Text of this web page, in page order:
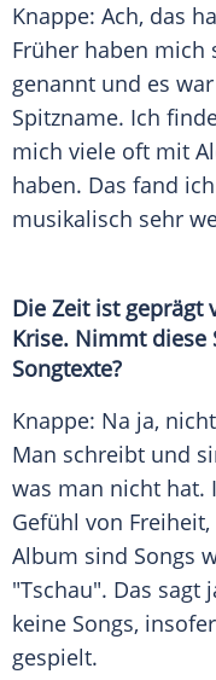
Knappe: Ach, das
Früher haben mich
genannt und es
Spitzname. Ich
mich viele oft mit
haben. Das fand
musikalisch sehr
Die Zeit ist geprägt
Krise. Nimmt diese
Songtexte?
Knappe: Na ja,
Man schreibt und
was man nicht hat.
Gefühl von Freiheit,
Album sind Songs
"Tschau". Das sagt
keine Songs,
gespielt.